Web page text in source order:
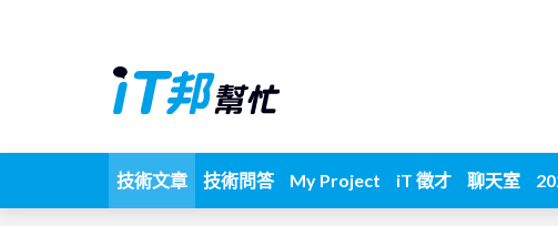
技術文章 技術問答 My Project iT 徵才 聊天室